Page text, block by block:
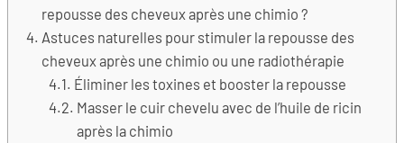
repousse des cheveux après une chimio ?
Astuces naturelles pour stimuler la repousse des
cheveux après une chimio ou une radiothérapie
Éliminer les toxines et booster la repousse
Masser le cuir chevelu avec de l’huile de ricin
après la chimio